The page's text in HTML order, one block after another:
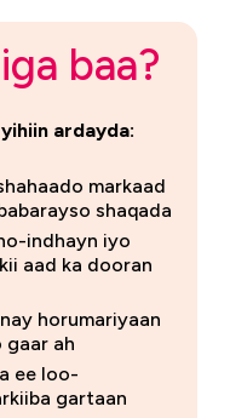
baa?
ardayda:
markaad
shaqada
indhayn iyo
aad ka dooran
horumariyaan
ah
ee loo-
gartaan